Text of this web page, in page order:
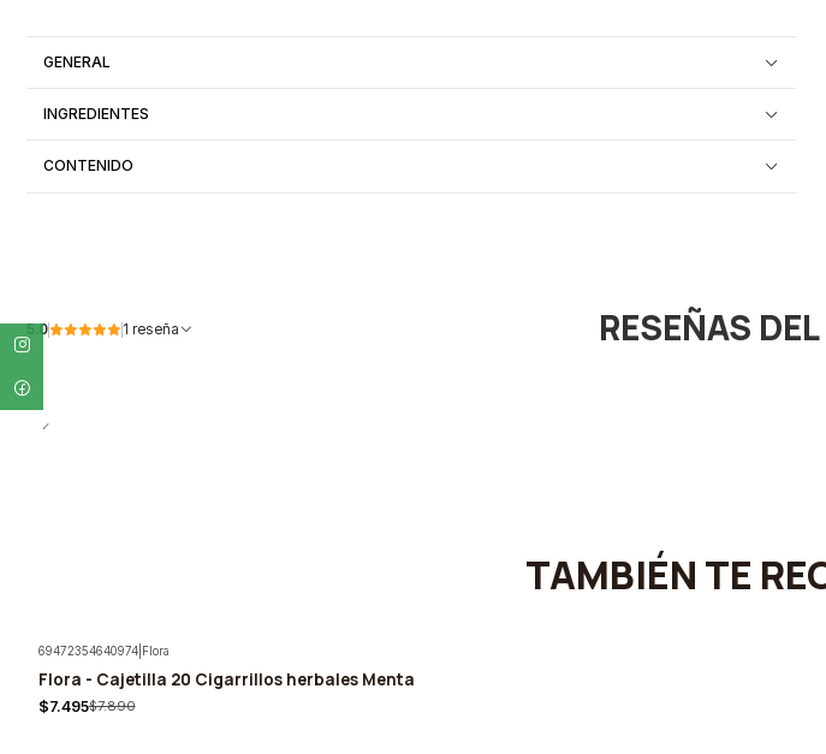
GENERAL
INGREDIENTES
CONTENIDO
RESEÑAS
5.0 1 reseña
TAMBIÉN TE
-5%
69472354640974| Flora
Flora - Cajetilla 20 Cigarrillos herbales Menta
$7.495$7.890